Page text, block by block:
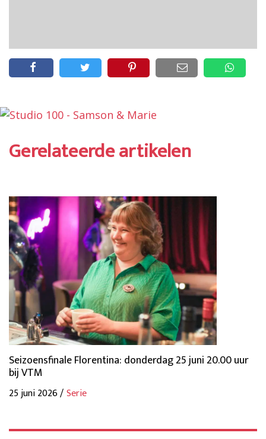
Gerelateerde artikelen
Seizoensfinale Florentina: donderdag 25 juni 20.00 uur
bij VTM
25 juni 2026 /Serie